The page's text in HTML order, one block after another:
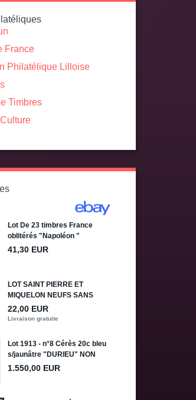
France
Philatélique Lilloise
Timbres